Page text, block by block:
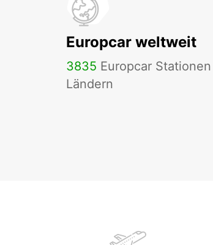
Europcar weltweit
3835 Europcar
Ländern